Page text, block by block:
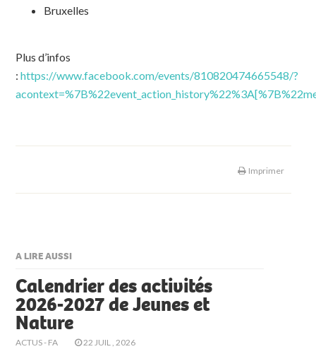
Bruxelles
Plus d’infos
:https://www.facebook.com/events/810820474665548/?
Imprimer
A LIRE AUSSI
Calendrier des activités
2026-2027 de Jeunes et
Nature
ACTUS - FA 22 JUIL , 2026